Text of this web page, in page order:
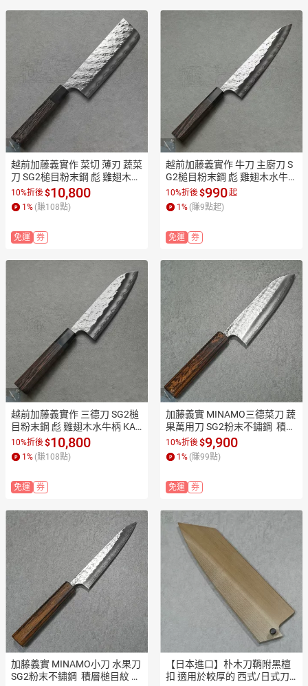
越前加藤義實作 菜切 薄刃 蔬菜
刀 SG2槌目粉末鋼 彪 雞翅木水
牛柄 KA2506【極上和刀】
【日本高品質菜刀】【APP滿
額下單10%點數(單一帳號最高
10%折後$10,800
1 % (賺108點)
免運 券
越前加藤義實作 牛刀 主廚刀 S
G2槌目粉末鋼 彪 雞翅木水牛
柄 KA2501 2502【極上和刀】
【日本高品質菜刀】【APP滿
額下單10%點數(單一帳號最高
10%折後$990起
1 % (賺9點起)
免運 券
越前加藤義實作 三德刀 SG2槌
目粉末鋼 彪 雞翅木水牛柄 KA2
504【極上和刀】【日本高品
質菜刀】【APP滿額下單10%
點數(單一帳號最高1500點)】
10%折後$10,800
1 % (賺108點)
免運 券
加藤義實 MINAMO三德菜刀 蔬
果萬用刀 SG2粉末不鏽鋼  積層
槌目紋 樫木燒漆柄170mm KA
1704【極上和刀】【日本高品
質菜刀】【APP滿額下單10%
8/31止
10%折後$9,900
1 % (賺99點)
免運 券
加藤義實 MINAMO小刀 水果刀
SG2粉末不鏽鋼  積層槌目紋 樫
【日本進口】朴木刀鞘附黑檀
扣 適用於較厚的 西式/日式刀